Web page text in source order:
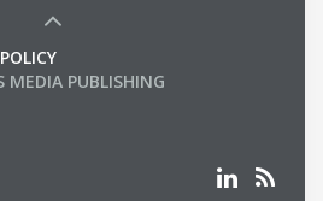
PUBLISHING